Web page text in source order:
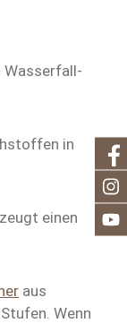
Wasserfall-
in
einen
aus
Wenn